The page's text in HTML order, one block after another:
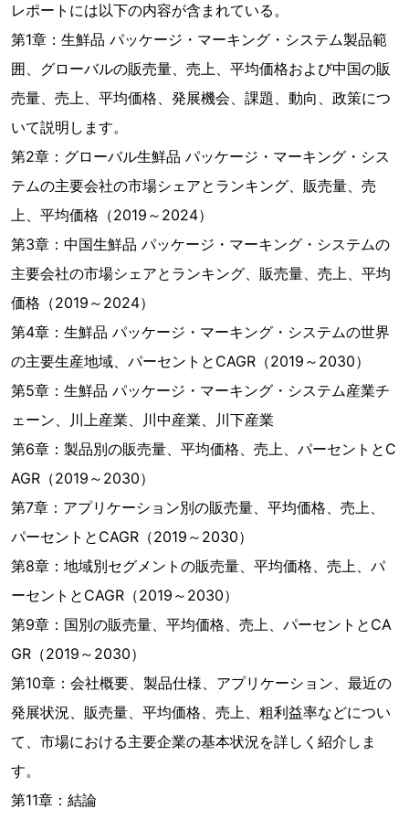
レポートには以下の内容が含まれている。
第1章：生鮮品 パッケージ・マーキング・システム製品範
囲、グローバルの販売量、売上、平均価格および中国の販
売量、売上、平均価格、発展機会、課題、動向、政策につ
いて説明します。
第2章：グローバル生鮮品 パッケージ・マーキング・シス
テムの主要会社の市場シェアとランキング、販売量、売
上、平均価格（2019～2024）
第3章：中国生鮮品 パッケージ・マーキング・システムの
主要会社の市場シェアとランキング、販売量、売上、平均
価格（2019～2024）
第4章：生鮮品 パッケージ・マーキング・システムの世界
の主要生産地域、パーセントとCAGR（2019～2030）
第5章：生鮮品 パッケージ・マーキング・システム産業チ
ェーン、川上産業、川中産業、川下産業
第6章：製品別の販売量、平均価格、売上、パーセントとC
AGR（2019～2030）
第7章：アプリケーション別の販売量、平均価格、売上、
パーセントとCAGR（2019～2030）
第8章：地域別セグメントの販売量、平均価格、売上、パ
ーセントとCAGR（2019～2030）
第9章：国別の販売量、平均価格、売上、パーセントとCA
GR（2019～2030）
第10章：会社概要、製品仕様、アプリケーション、最近の
発展状況、販売量、平均価格、売上、粗利益率などについ
て、市場における主要企業の基本状況を詳しく紹介しま
す。
第11章：結論